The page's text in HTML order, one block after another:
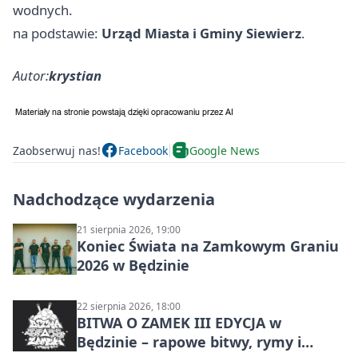
wodnych.
na podstawie: Urząd Miasta i Gminy Siewierz.
Autor:krystian
Zaobserwuj nas! Facebook Google News
Nadchodzące wydarzenia
21 sierpnia 2026, 19:00
Koniec Świata na Zamkowym Graniu
2026 w Będzinie
22 sierpnia 2026, 18:00
BITWA O ZAMEK III EDYCJA w
Będzinie – rapowe bitwy, rymy i